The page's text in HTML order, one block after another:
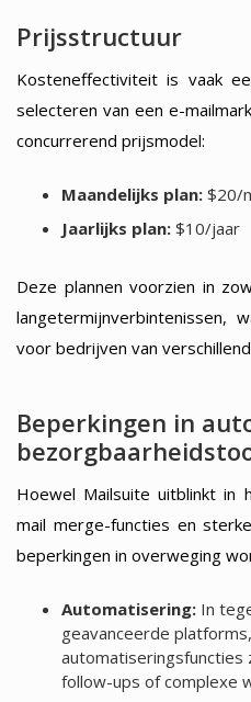
Prijsstructuur
Kosteneffectiviteit is vaak
selecteren van een e-
concurrerend prijsmodel:
Maandelijks plan:$20/
Jaarlijks plan:$10/jaar
Deze plannen voorzien in
langetermijnverbintenissen,
voor bedrijven van
Beperkingen in
Hoewel Mailsuite uitblinkt in
mail merge-functies en
beperkingen in overweging
Automatisering:In
geavanceerde
follow-ups of complexe